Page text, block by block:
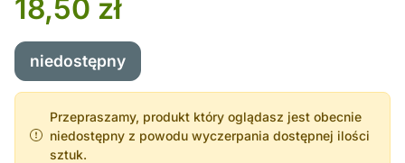
18,50 zł
niedostępny
Przepraszamy, produkt który oglądasz jest obecnie
niedostępny z powodu wyczerpania dostępnej ilości
sztuk.